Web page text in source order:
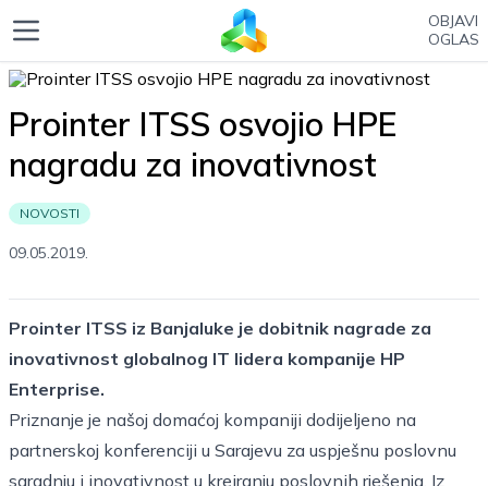
OBJAVI
OGLAS
Prointer ITSS osvojio HPE
nagradu za inovativnost
NOVOSTI
09.05.2019.
Prointer ITSS iz Banjaluke je dobitnik nagrade za
inovativnost globalnog IT lidera kompanije HP
Enterprise.
Priznanje je našoj domaćoj kompaniji dodijeljeno na
partnerskoj konferenciji u Sarajevu za uspješnu poslovnu
saradnju i inovativnost u kreiranju poslovnih rješenja. Iz